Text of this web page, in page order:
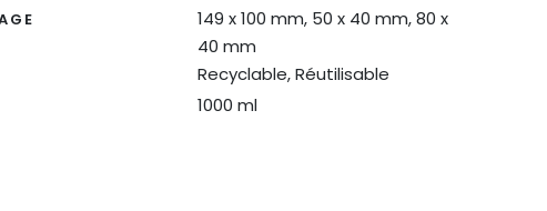
149 x 100 mm, 50 x 40 mm, 80 x
40 mm
Recyclable, Réutilisable
1000 ml